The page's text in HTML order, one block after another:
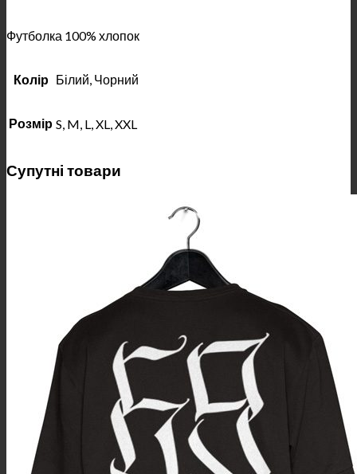
Футболка 100% хлопок
Колір Білий, Чорний
Розмір S, M, L, XL, XXL
Супутні товари